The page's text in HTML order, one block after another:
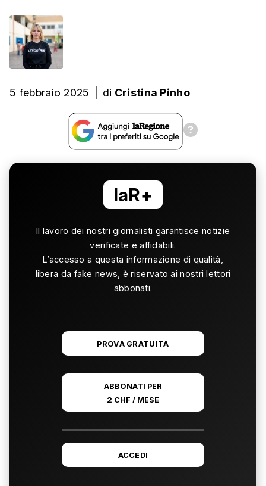
5 febbraio 2025 di Cristina Pinho
laR+
Il lavoro dei nostri giornalisti garantisce notizie
verificate e affidabili.
L’accesso a questa informazione di qualità,
libera da fake news, è riservato ai nostri lettori
abbonati.
PROVA GRATUITA
ABBONATI PER
2 CHF / MESE
ACCEDI